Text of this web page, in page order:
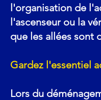
l'organisation de
l'ascenseur ou la
que les allées sont
Gardez l'essentiel
Lors du